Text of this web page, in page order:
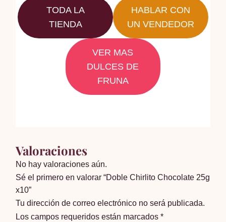
TODA LA
TIENDA
HABLAR CON
UN VENDEDOR
VER MAS
DULCES DE
FRUNA
Valoraciones
No hay valoraciones aún.
Sé el primero en valorar “Doble Chirlito Chocolate 25g
x10”
Tu dirección de correo electrónico no será publicada.
Los campos requeridos están marcados*